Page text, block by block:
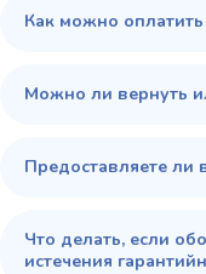
Как можно оплатить
Можно ли вернуть
Предоставляете ли
Что делать, если
истечения